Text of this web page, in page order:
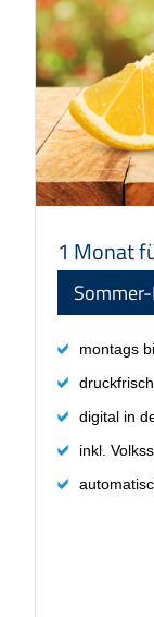
digital in der
inkl.
Preis: 30,90 €
1 Monat
montags
digital in
inkl.